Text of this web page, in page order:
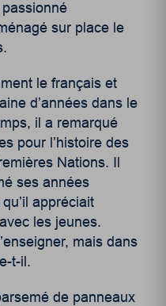
sur place le
le français et
d’années dans le
il a remarqué
pour l’histoire des
Nations. Il
ses années
appréciait
les jeunes.
mais dans
t-il.
de panneaux